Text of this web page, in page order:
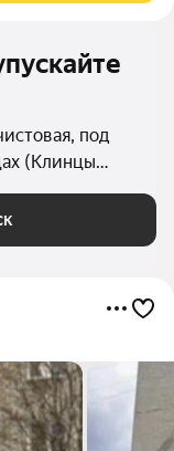
под
(Клинцы